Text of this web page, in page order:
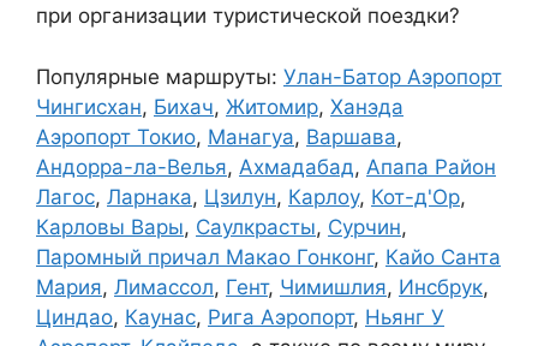
при организации туристической поездки?
Популярные маршруты: Улан-Батор Аэропорт
Чингисхан, Бихач, Житомир, Ханэда
Аэропорт Токио, Манагуа, Варшава,
Андорра-ла-Велья, Ахмадабад, Апапа Район
Лагос, Ларнака, Цзилун, Карлоу, Кот-д'Ор,
Карловы Вары, Саулкрасты, Сурчин,
Паромный причал Макао Гонконг, Кайо Санта
Мария, Лимассол, Гент, Чимишлия, Инсбрук,
Циндао, Каунас, Рига Аэропорт, Ньянг У